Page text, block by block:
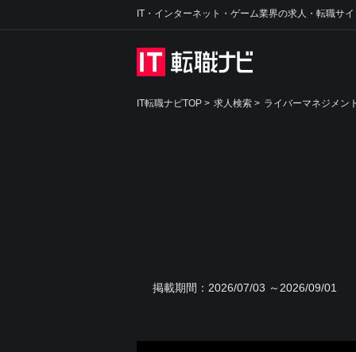
IT・インターネット・ゲーム業界の求人・転職サ
IT転職ナビTOP > 求人検索 > ライバーマネジメン
掲載期間： 2026/07/03 ～2026/09/01